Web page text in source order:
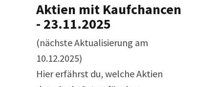
Aktien mit Kaufchancen
- 23.11.2025
(nächste Aktualisierung am
10.12.2025)
Hier erfährst du, welche Aktien